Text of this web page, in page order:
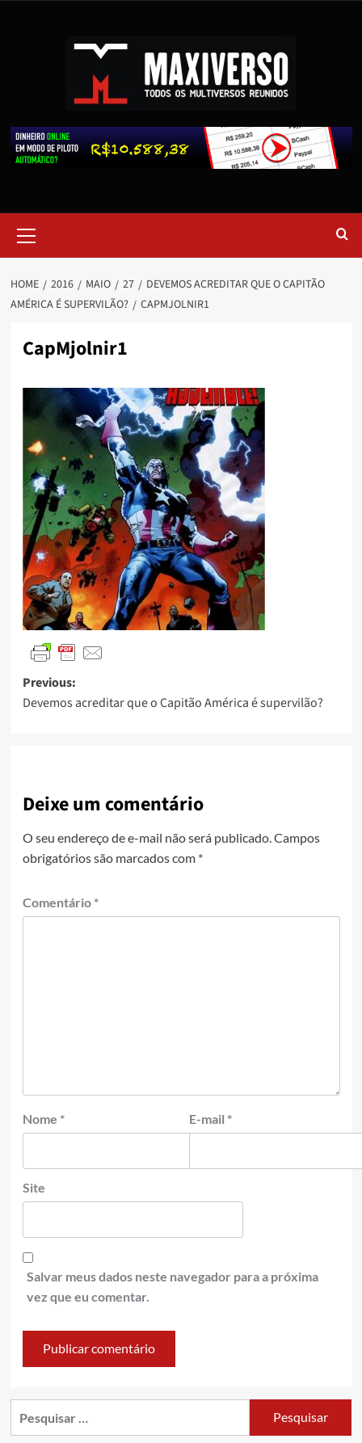
HOME 2016 MAIO 27
DEVEMOS ACREDITAR QUE O CAPITÃO
AMÉRICA É SUPERVILÃO?
CAPMJOLNIR1
CapMjolnir1
Previous:
Devemos acreditar que o Capitão América é supervilão?
Deixe um comentário
O seu endereço de e-mail não será publicado. Campos
obrigatórios são marcados com *
Comentário *
Nome * E-mail *
Site
Salvar meus dados neste navegador para a próxima
vez que eu comentar.